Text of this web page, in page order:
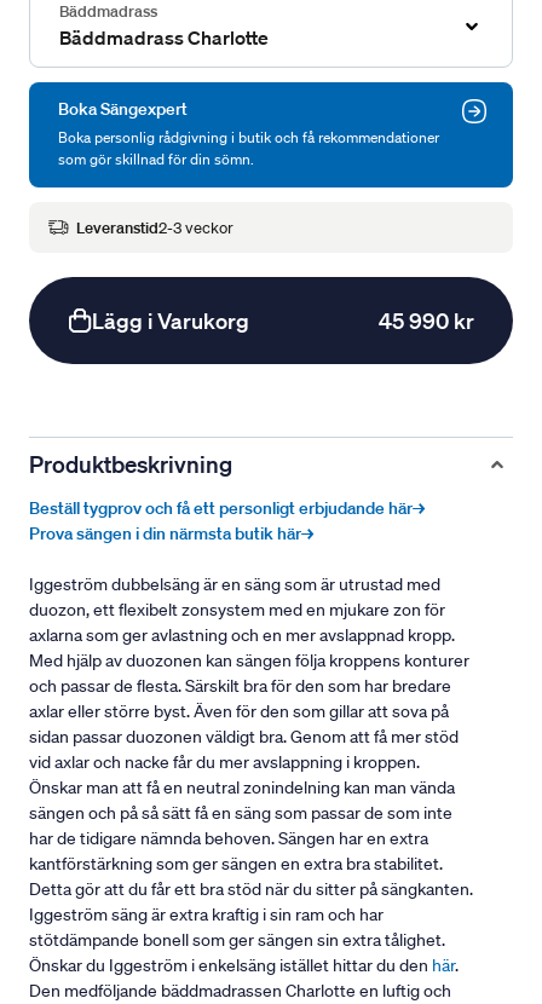
Bäddmadrass
Bäddmadrass Charlotte
Boka Sängexpert
Boka personlig rådgivning i butik och få rekommendationer
som gör skillnad för din sömn.
Leveranstid2-3 veckor
Lägg i Varukorg 45 990 kr
Produktbeskrivning
Beställ tygprov och få ett personligt erbjudande här→
Prova sängen i din närmsta butik här→
Iggeström dubbelsäng är en säng som är utrustad med
duozon, ett flexibelt zonsystem med en mjukare zon för
axlarna som ger avlastning och en mer avslappnad kropp.
Med hjälp av duozonen kan sängen följa kroppens konturer
och passar de flesta. Särskilt bra för den som har bredare
axlar eller större byst. Även för den som gillar att sova på
sidan passar duozonen väldigt bra. Genom att få mer stöd
vid axlar och nacke får du mer avslappning i kroppen.
Önskar man att få en neutral zonindelning kan man vända
sängen och på så sätt få en säng som passar de som inte
har de tidigare nämnda behoven. Sängen har en extra
kantförstärkning som ger sängen en extra bra stabilitet.
Detta gör att du får ett bra stöd när du sitter på sängkanten.
Iggeström säng är extra kraftig i sin ram och har
stötdämpande bonell som ger sängen sin extra tålighet.
Önskar du Iggeström i enkelsäng istället hittar du den här.
Den medföljande bäddmadrassen Charlotte en luftig och